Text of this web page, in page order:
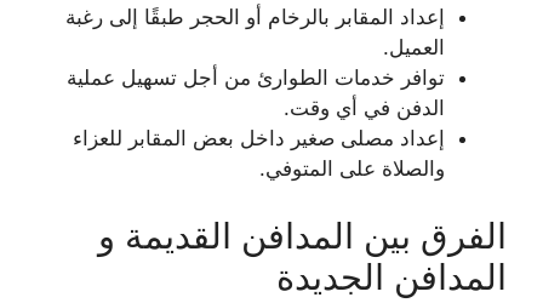
إعداد المقابر بالرخام أو الحجر طبقًا إلى رغبة
العميل.
توافر خدمات الطوارئ من أجل تسهيل عملية
الدفن في أي وقت.
إعداد مصلى صغير داخل بعض المقابر للعزاء
والصلاة على المتوفي.
الفرق بين المدافن القديمة و
المدافن الجديدة